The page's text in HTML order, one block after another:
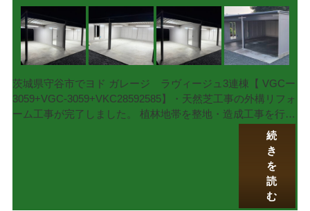
茨城県守谷市でヨド ガレージ ラヴィージュ3連棟【 VGCー
3059+VGC-3059+VKC28592585】・天然芝工事の外構リフォ
ーム工事が完了しました。 植林地帯を整地・造成工事を行…
続
き
を
読
む